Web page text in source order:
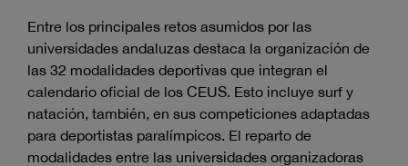
Entre los principales retos asumidos por las
universidades andaluzas destaca la organización de
las 32 modalidades deportivas que integran el
calendario oficial de los CEUS. Esto incluye surf y
natación, también, en sus competiciones adaptadas
para deportistas paralímpicos. El reparto de
modalidades entre las universidades organizadoras